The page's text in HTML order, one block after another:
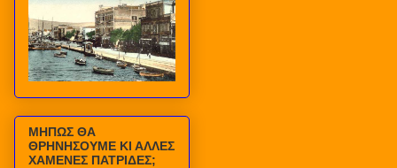
ΜΗΠΩΣ ΘΑ
ΘΡΗΝΗΣΟΥΜΕ ΚΙ ΑΛΛΕΣ
ΧΑΜΕΝΕΣ ΠΑΤΡΙΔΕΣ;